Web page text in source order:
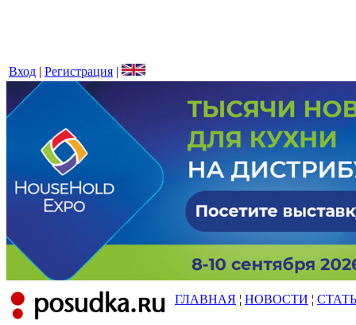
Вход | Регистрация |
ГЛАВНАЯ ¦ НОВОСТИ ¦